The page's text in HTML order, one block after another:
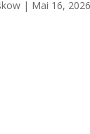
| Mai 16, 2026